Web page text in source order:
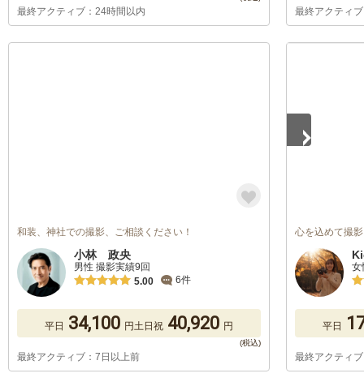
最終アクティブ：24時間以内 最終アクティ
和装、神社での撮影、ご相談ください！
小林 政央
男性 撮影実績9回
5.00
6件
平日 34,100 円土日祝 40,920 円
最終アクティブ：7日以上前
心を込めて撮
女
平日
最終アクティ